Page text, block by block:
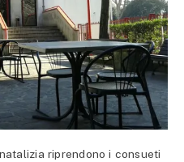
riprendono i consueti